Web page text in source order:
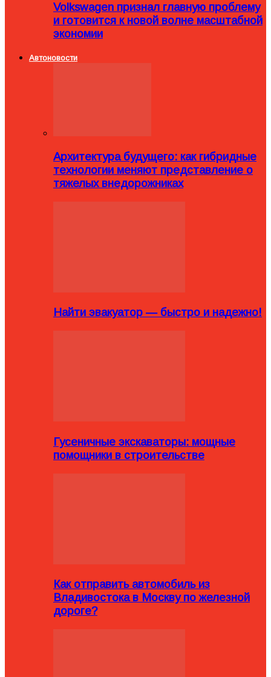
Volkswagen признал главную проблему
и готовится к новой волне масштабной
экономии
Автоновости
Архитектура будущего: как гибридные
технологии меняют представление о
тяжелых внедорожниках
Найти эвакуатор — быстро и надежно!
Гусеничные экскаваторы: мощные
помощники в строительстве
Как отправить автомобиль из
Владивостока в Москву по железной
дороге?